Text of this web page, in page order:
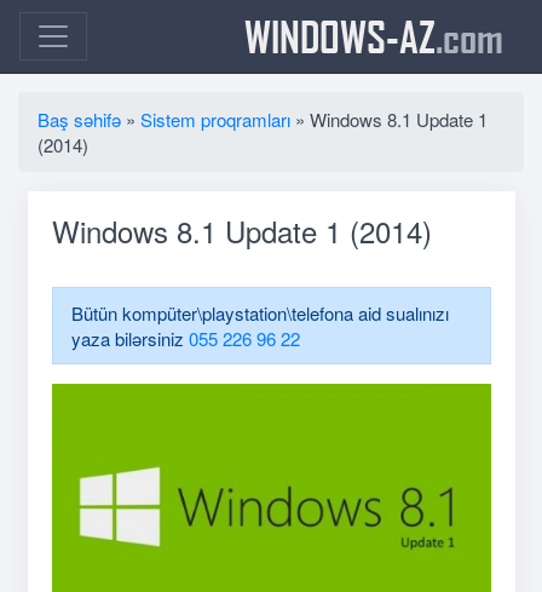
WINDOWS-AZ.com
Baş səhifə » Sistem proqramları » Windows 8.1 Update 1
(2014)
Windows 8.1 Update 1 (2014)
Bütün kompüter\playstation\telefona aid sualınızı
yaza bilərsiniz 055 226 96 22